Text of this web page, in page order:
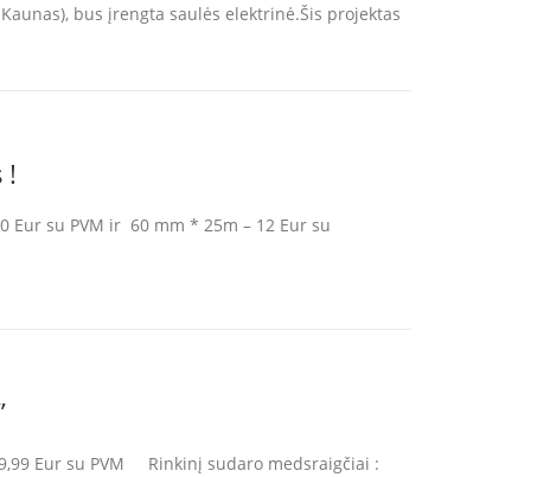
bus įrengta saulės elektrinė.Šis projektas
!
Eur su PVM ir 60 mm * 25m – 12 Eur su
Eur su PVM Rinkinį sudaro medsraigčiai :